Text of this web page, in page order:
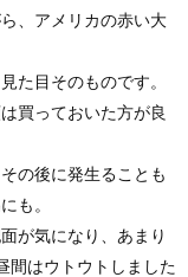
、アメリカの赤い大
た目そのものです。
買っておいた方が良
の後に発生ることも
も。
が気になり、あまり
間はウトウトしました